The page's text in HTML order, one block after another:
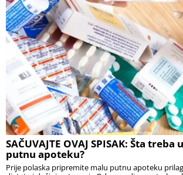
SAČUVAJTE OVAJ SPISAK: Šta
putnu apoteku?
Prije polaska pripremite malu putnu apoteku